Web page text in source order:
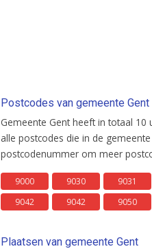
Postcodes van gemeente Gent
Gemeente Gent heeft in totaal 10
alle postcodes die in de
postcodenummer om meer
9000 9030 9031
9042
9042 9050
Plaatsen van gemeente Gent